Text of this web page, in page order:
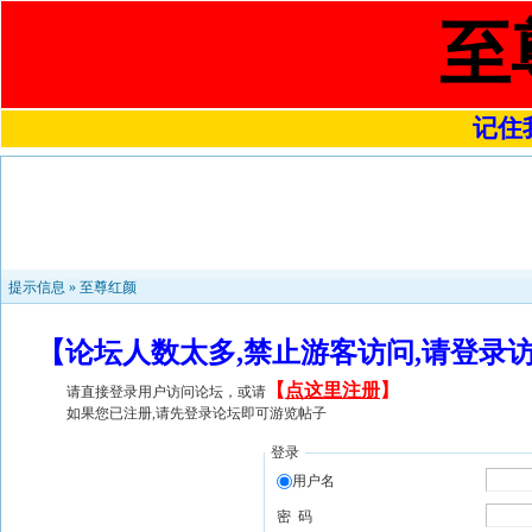
至
记住
提示信息 » 至尊红颜
【论坛人数太多,禁止游客访问,请登
请直接登录用户访问论坛，或请 【 点这里注册】
如果您已注册,请先登录论坛即可游览帖子
登录
用户名
密 码